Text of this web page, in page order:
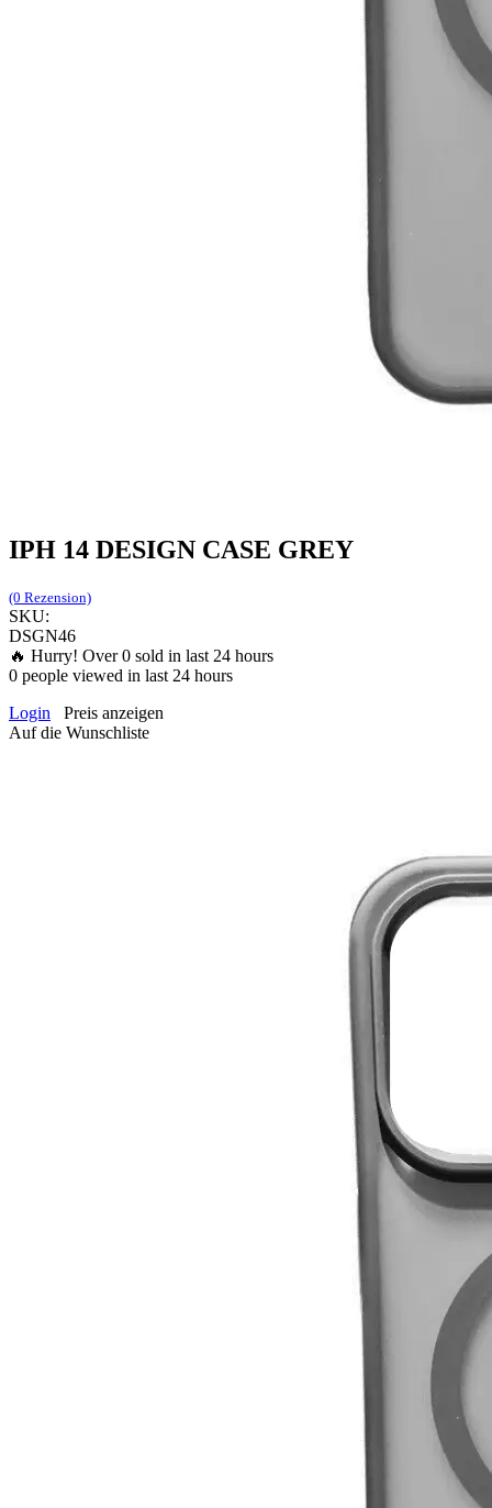
IPH 14 DESIGN CASE GREY
(0 Rezension)
SKU:
DSGN46
🔥 Hurry! Over0 sold in last 24 hours
0 people viewed in last 24 hours
Login
Preis anzeigen
Auf die Wunschliste